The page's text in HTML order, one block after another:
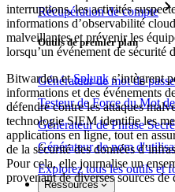
Récupération de compte
Outils de premier plan
Générateur de mot de passe
Testeur de Force du Mot
Générateur de Phrase
Générateur de nom
Explorez tous les outils et
Ressources
interruptions, les activités
informations d’observabilité
malveillantes et prévenir les
lorsqu’un événement de sécurité
Bitwarden etSplunks’intègrent
informations et des événements
défendre contre les attaques
technologie SIEM identifie les
applications en ligne, tout en
de la sécurité des données
Pour cela, elle journalise un
provenant de diverses sources de